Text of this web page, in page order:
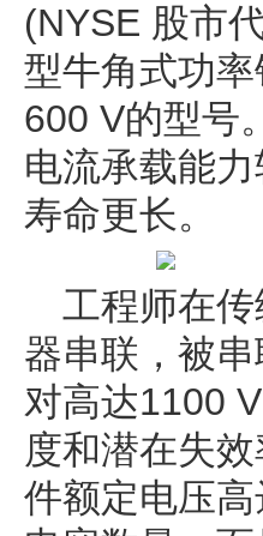
(NYSE 股市
型牛角式功
600 V的型号
电流承载能
寿命更长。
工程师在
器串联，被
对高达1100
度和潜在失
件额定电压